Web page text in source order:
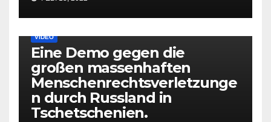
VIDEO
Eine Demo gegen die
großen massenhaften
Menschenrechtsverletzunge
n durch Russland in
Tschetschenien.